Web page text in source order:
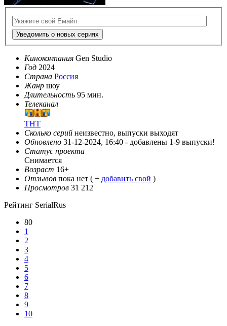
Уведомить о новых сериях
Кинокомпания Gen Studio
Год 2024
Страна Россия
Жанр шоу
Длительность 95 мин.
Телеканал
ТНТ
Сколько серий неизвестно, выпуски выходят
Обновлено 31-12-2024, 16:40 - добавлены 1-9 выпуски!
Статус проекта
Снимается
Возраст 16+
Отзывов пока нет ( + добавить свой )
Просмотров 31 212
Рейтинг SerialRus
80
1
2
3
4
5
6
7
8
9
10